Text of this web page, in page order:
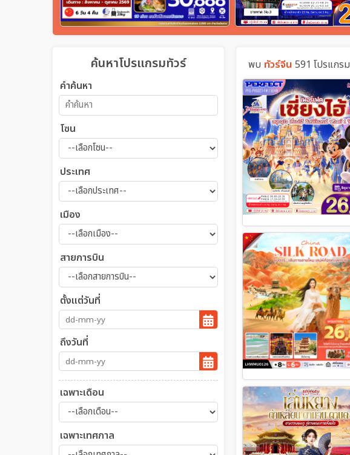
ค้นหาโปรแกรมทัวร์
คำค้นหา
โซน
ประเทศ
เมือง
สายการบิน
ตั้งแต่วันที่
ถึงวันที่
เฉพาะเดือน
เฉพาะเทศกาล
พบ ทัวร์จีน 591 โปรแกรม